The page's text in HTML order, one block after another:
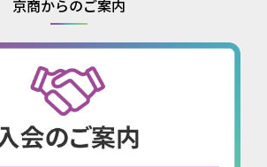
京商からのご案内